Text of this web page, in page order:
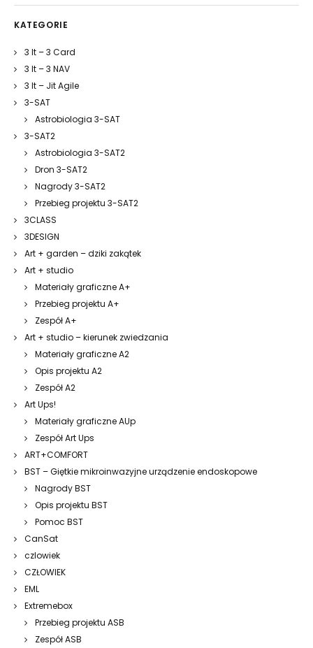
KATEGORIE
3 It – 3 Card
3 It – 3 NAV
3 It – Jit Agile
3-SAT
Astrobiologia 3-SAT
3-SAT2
Astrobiologia 3-SAT2
Dron 3-SAT2
Nagrody 3-SAT2
Przebieg projektu 3-SAT2
3CLASS
3DESIGN
Art + garden – dziki zakątek
Art + studio
Materiały graficzne A+
Przebieg projektu A+
Zespół A+
Art + studio – kierunek zwiedzania
Materiały graficzne A2
Opis projektu A2
Zespół A2
Art Ups!
Materiały graficzne AUp
Zespół Art Ups
ART+COMFORT
BST – Giętkie mikroinwazyjne urządzenie endoskopowe
Nagrody BST
Opis projektu BST
Pomoc BST
CanSat
czlowiek
CZŁOWIEK
EML
Extremebox
Przebieg projektu ASB
Zespół ASB